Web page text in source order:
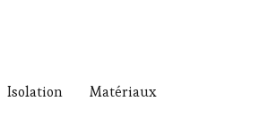
Isolation Matériaux